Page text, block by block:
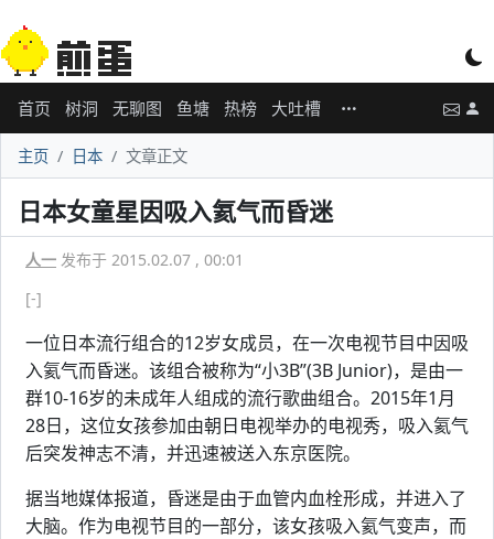
首页 树洞 无聊图 鱼塘 热榜 大吐槽
主页 日本 文章正文
日本女童星因吸入氦气而昏迷
人一 发布于 2015.02.07 , 00:01
[-]
一位日本流行组合的12岁女成员，在一次电视节目中因吸
入氦气而昏迷。该组合被称为“小3B”(3B Junior)，是由一
群10-16岁的未成年人组成的流行歌曲组合。2015年1月
28日，这位女孩参加由朝日电视举办的电视秀，吸入氦气
后突发神志不清，并迅速被送入东京医院。
据当地媒体报道，昏迷是由于血管内血栓形成，并进入了
大脑。作为电视节目的一部分，该女孩吸入氦气变声，而